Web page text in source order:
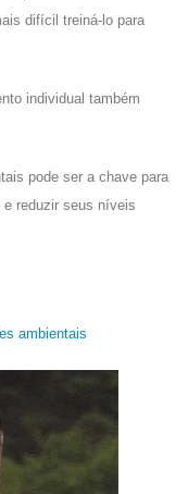
difícil treiná-lo para
individual também
pode ser a chave para
reduzir seus níveis
ambientais